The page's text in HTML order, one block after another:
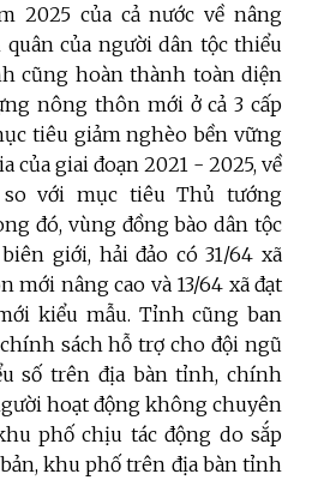
2025 của cả nước về nâng
của người dân tộc thiểu
cũng hoàn thành toàn diện
nông thôn mới ở cả 3 cấp
tiêu giảm nghèo bền vững
của giai đoạn 2021 - 2025, về
với mục tiêu Thủ tướng
đó, vùng đồng bào dân tộc
giới, hải đảo có 31/64 xã
mới nâng cao và 13/64 xã đạt
kiểu mẫu. Tỉnh cũng ban
sách hỗ trợ cho đội ngũ
số trên địa bàn tỉnh, chính
hoạt động không chuyên
phố chịu tác động do sắp
khu phố trên địa bàn tỉnh